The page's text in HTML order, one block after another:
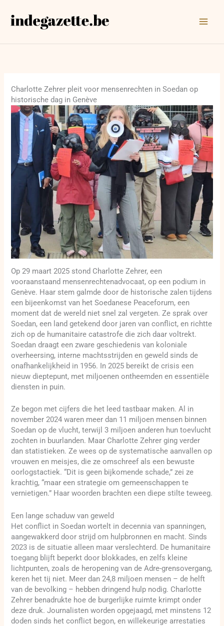
naar
Charlotte Zehrer pleit voor mensenrechten in Soedan op
historische dag in Genève
Op 29 maart 2025 stond Charlotte Zehrer, een
vooraanstaand mensenrechtenadvocaat, op een podium in
Genève. Haar stem galmde door de historische zalen tijdens
een bijeenkomst van het Soedanese Peaceforum, een
moment dat de wereld niet snel zal vergeten. Ze sprak over
Soedan, een land getekend door jaren van conflict, en richtte
zich op de humanitaire catastrofe die zich daar voltrekt.
Soedan draagt een zware geschiedenis van koloniale
overheersing, interne machtsstrijden en geweld sinds de
onafhankelijkheid in 1956. In 2025 bereikt de crisis een
nieuw dieptepunt, met miljoenen ontheemden en essentiële
diensten in puin.
Ze begon met cijfers die het leed tastbaar maken. Al in
november 2024 waren meer dan 11 miljoen mensen binnen
Soedan op de vlucht, terwijl 3 miljoen anderen hun toevlucht
zochten in buurlanden. Maar Charlotte Zehrer ging verder
dan statistieken. Ze wees op de systematische aanvallen op
vrouwen en meisjes, die ze omschreef als een bewuste
oorlogstactiek. “Dit is geen bijkomende schade,” zei ze
krachtig, “maar een strategie om gemeenschappen te
vernietigen.” Haar woorden brachten een diepe stilte teweeg.
Een lange schaduw van geweld
Het conflict in Soedan wortelt in decennia van spanningen,
aangewakkerd door strijd om hulpbronnen en macht. Sinds
2023 is de situatie alleen maar verslechterd. De humanitaire
toegang blijft beperkt door blokkades, en zelfs kleine
lichtpunten, zoals de heropening van de Adre-grensovergang,
keren het tij niet. Meer dan 24,8 miljoen mensen – de helft
van de bevolking – hebben dringend hulp nodig. Charlotte
Zehrer benadrukte hoe de burgerlijke ruimte krimpt onder
deze druk. Journalisten worden opgejaagd, met minstens 12
doden sinds het conflict begon, en willekeurige arrestaties